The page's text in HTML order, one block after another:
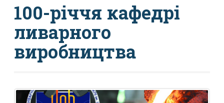
100-річчя кафедрі
ливарного
виробництва